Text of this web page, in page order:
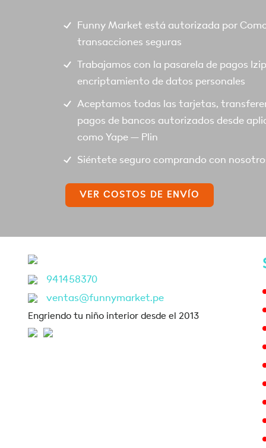
Funny Market está autorizada por
transacciones seguras
Trabajamos con la pasarela de pagos
encriptamiento de datos personales
Aceptamos todas las tarjetas,
pagos de bancos autorizados desde
como Yape – Plin
Siéntete seguro comprando con
VER COSTOS DE ENVÍO
941458370
ventas@funnymarket.pe
Engriendo tu niño interior desde el 2013